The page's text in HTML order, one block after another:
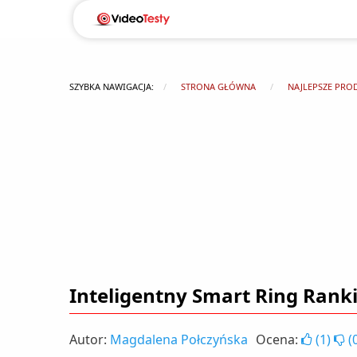
SZYBKA NAWIGACJA: STRONA GŁÓWNA NAJLEPSZE
Inteligentny Smart Ring
Autor: Magdalena Połczyńska Ocena: (1) (